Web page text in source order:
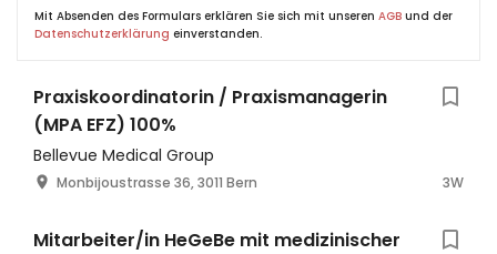
Mit Absenden des Formulars erklären Sie sich mit unseren AGB und der
Datenschutzerklärung einverstanden.
Praxiskoordinatorin / Praxismanagerin
(MPA EFZ) 100%
Bellevue Medical Group
Monbijoustrasse 36, 3011 Bern 3W
Mitarbeiter/in HeGeBe mit medizinischer